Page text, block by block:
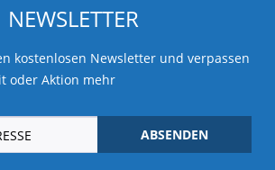
NEWSLETTER
kostenlosen Newsletter und verpassen
oder Aktion mehr
ABSENDEN